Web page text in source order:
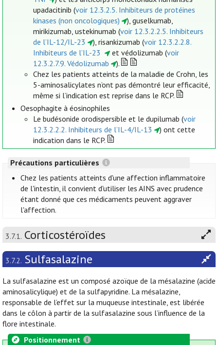
upadacitinib (voir 12.3.2.5. Inhibiteurs de protéines
kinases (non oncologiques)
), guselkumab,
mirikizumab, ustekinumab (voir 12.3.2.2.5. Inhibiteurs
de l’IL-12/IL-23
), risankizumab (voir 12.3.2.2.8.
Inhibiteurs de l’IL-23
et védolizumab (voir
12.3.2.7.9. Védolizumab
).
Chez les patients atteints de la maladie de Crohn, les
5-aminosalicylates n’ont pas démontré leur efficacité,
même si l’indication est reprise dans le RCP.
Oesophagite à éosinophiles
Le budésonide orodispersible et le dupilumab (voir
12.3.2.2.2. Inhibiteurs de l’IL-4/IL-13
) ont cette
indication dans le RCP.
Précautions particulières
Chez les patients atteints d'une affection inflammatoire
de l'intestin, il convient d'utiliser les AINS avec prudence
étant donné que ces médicaments peuvent aggraver
l'affection.
3.7.1. Corticostéroïdes
3.7.2. Sulfasalazine
La sulfasalazine est un composé azoïque de la mésalazine (acide
aminosalicylique) et de la sulfapyridine. La mésalazine,
responsable de l’effet sur la muqueuse intestinale, est libérée
dans le côlon à partir de la sulfasalazine sous l’influence de la
flore intestinale.
Positionnement